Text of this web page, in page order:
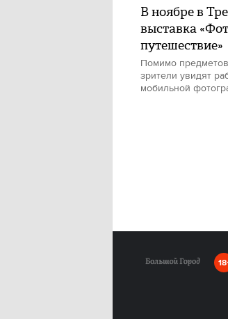
В ноябре в
выставка
путешествие»
Помимо
зрители увидят
мобильной